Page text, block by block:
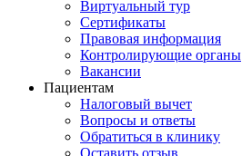
Виртуальный тур
Сертификаты
Правовая информация
Контролирующие органы
Вакансии
Пациентам
Налоговый вычет
Вопросы и ответы
Обратиться в клинику
Оставить отзыв